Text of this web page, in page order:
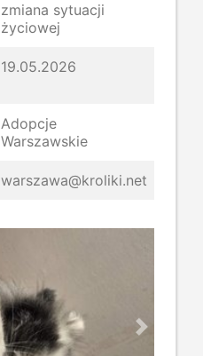
zmiana sytuacji
życiowej
19.05.2026
Adopcje
Warszawskie
warszawa@kroliki.net
Next